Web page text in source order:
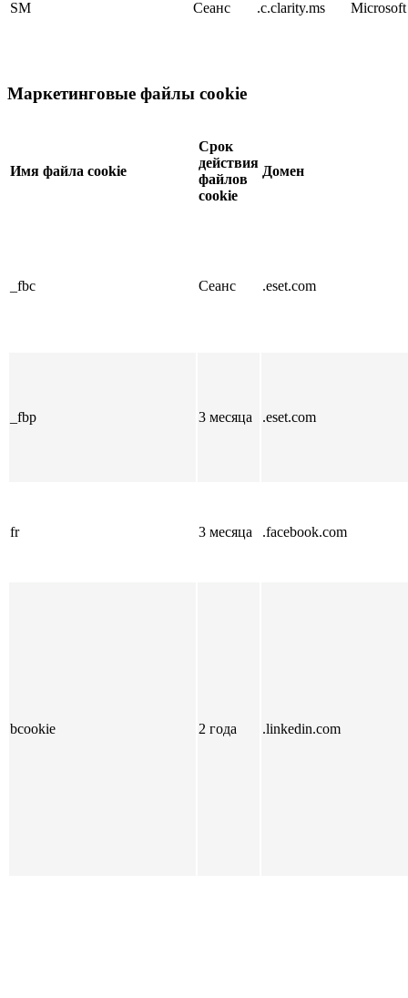
SM Сеанс .c.clarity.ms Microsoft
Маркетинговые файлы cookie
Имя файла cookie
Срок
действия
файлов
cookie
Домен
_fbc Сеанс .eset.com
_fbp 3 месяца .eset.com
fr 3 месяца .facebook.com
bcookie 2 года .linkedin.com